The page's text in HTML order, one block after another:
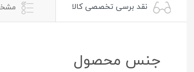
نقد برسی تخصصی کالا
جنس محصول